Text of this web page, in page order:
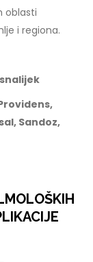
oblasti
i regiona.
Sandoz,